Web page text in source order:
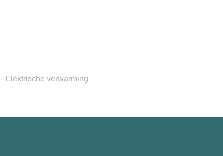
Elektrische verwarming